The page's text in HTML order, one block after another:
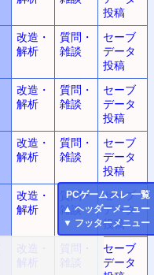
PCゲーム スレ 一覧
▲ ヘッダーメニュー
▼ フッターメニュー
投稿
改造・
解析
質問・
雑談
セーブ
データ
投稿
改造・
解析
質問・
雑談
セーブ
データ
投稿
改造・
解析
質問・
雑談
セーブ
データ
投稿
改造・
解析
質問・
雑談
セーブ
データ
投稿
改造・
解析
質問・
雑談
セーブ
データ